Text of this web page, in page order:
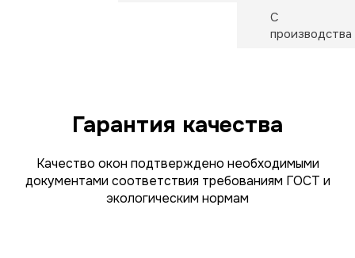
С
производства
Гарантия качества
Качество окон подтверждено необходимыми
документами соответствия требованиям ГОСТ и
экологическим нормам